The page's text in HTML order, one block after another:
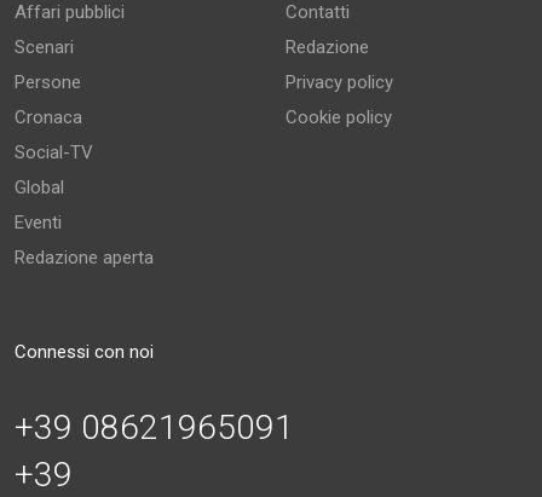
Affari pubblici
Scenari
Persone
Cronaca
Social-TV
Global
Eventi
Redazione aperta
Contatti
Redazione
Privacy policy
Cookie policy
Connessi con noi
+39 08621965091
+39